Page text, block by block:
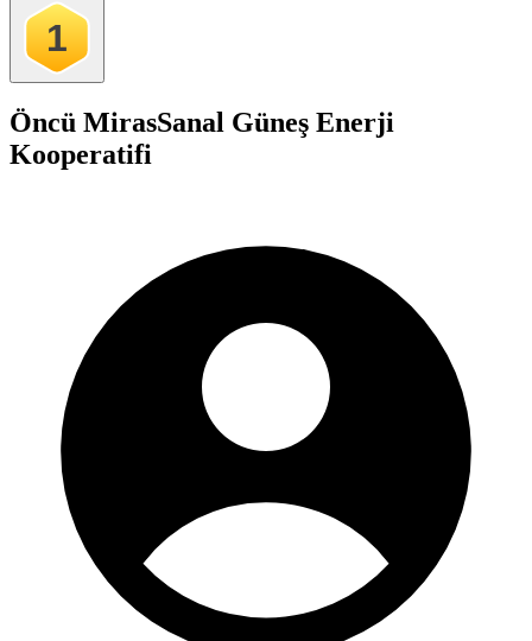
1
Öncü MirasSanal Güneş Enerji
Kooperatifi